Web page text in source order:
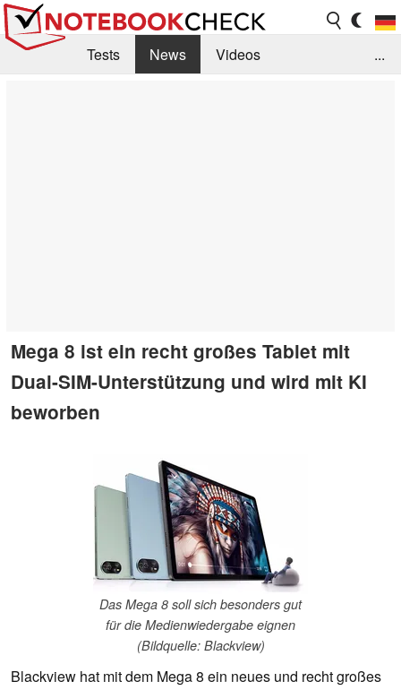
Tests News
Videos
...
Mega 8 ist ein recht großes Tablet mit
Dual-SIM-Unterstützung und wird mit KI
beworben
Das Mega 8 soll sich besonders gut
für die Medienwiedergabe eignen
(Bildquelle: Blackview)
Blackview hat mit dem Mega 8 ein neues und recht großes